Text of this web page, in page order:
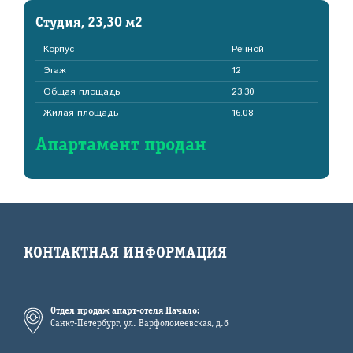
Студия, 23,30 м2
Корпус
Речной
Этаж
12
Общая площадь
23,30
Жилая площадь
16.08
Апартамент продан
КОНТАКТНАЯ ИНФОРМАЦИЯ
Отдел продаж апарт-отеля Начало:
Санкт-Петербург, ул. Варфоломеевская, д.6